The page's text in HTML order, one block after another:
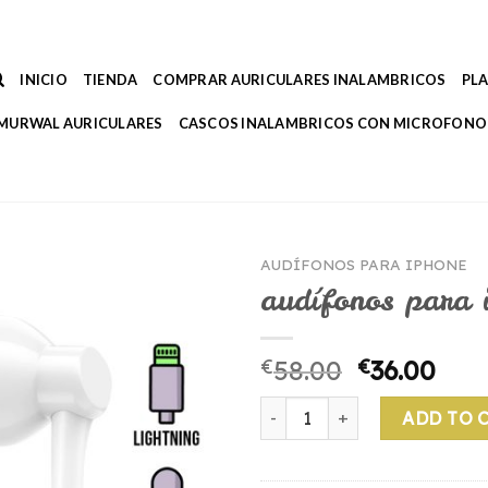
INICIO TIENDA COMPRAR AURICULARES INALAMBRICOS
AURICULARES CASCOS INALAMBRICOS CON MICROFONO
AUDÍFONOS PARA IPHONE
audífonos para
€58.00 €36.00
audífonos para iphone
ADD TO